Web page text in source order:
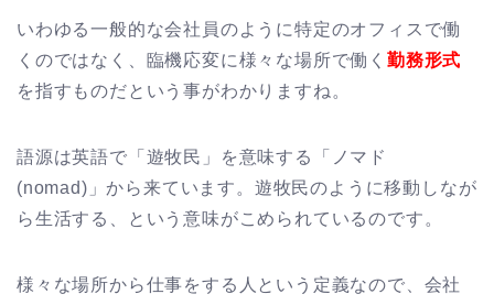
いわゆる一般的な会社員のように特定のオフィスで働
くのではなく、臨機応変に様々な場所で働く 勤務形式
を指すものだという事がわかりますね。
語源は英語で「遊牧民」を意味する「ノマド
(nomad)」から来ています。遊牧民のように移動しなが
ら生活する、という意味がこめられているのです。
様々な場所から仕事をする人という定義なので、会社